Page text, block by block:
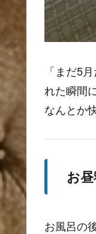
「まだ5
れた瞬間
なんとか
お
お風呂の